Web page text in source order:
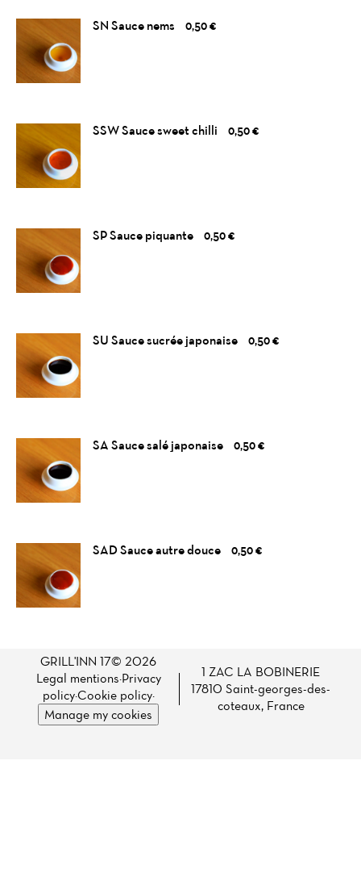
SN Sauce nems 0,50 €
SSW Sauce sweet chilli 0,50 €
SP Sauce piquante 0,50 €
SU Sauce sucrée japonaise 0,50 €
SA Sauce salé japonaise 0,50 €
SAD Sauce autre douce 0,50 €
GRILL'INN 17© 2026
Legal mentions·Privacy
policy·Cookie policy·
Manage my cookies
1 ZAC LA BOBINERIE
17810 Saint-georges-des-
coteaux, France